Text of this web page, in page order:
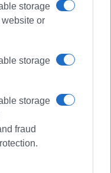
storage
or
storage
storage
fraud
στο «Κερκυραϊκό
στα
2000 και για 15
ενώ
του Corfu
Facebook